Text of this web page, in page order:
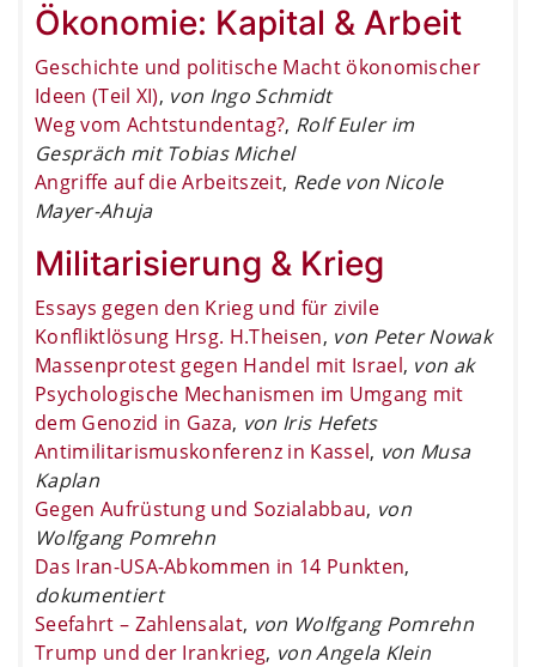
Ökonomie: Kapital & Arbeit
Geschichte und politische Macht ökonomischer
Ideen (Teil XI), von Ingo Schmidt
Weg vom Achtstundentag?, Rolf Euler im
Gespräch mit Tobias Michel
Angriffe auf die Arbeitszeit, Rede von Nicole
Mayer-Ahuja
Militarisierung & Krieg
Essays gegen den Krieg und für zivile
Konfliktlösung Hrsg. H.Theisen, von Peter Nowak
Massenprotest gegen Handel mit Israel, von ak
Psychologische Mechanismen im Umgang mit
dem Genozid in Gaza, von Iris Hefets
Antimilitarismuskonferenz in Kassel, von Musa
Kaplan
Gegen Aufrüstung und Sozialabbau, von
Wolfgang Pomrehn
Das Iran-USA-Abkommen in 14 Punkten,
dokumentiert
Seefahrt – Zahlensalat, von Wolfgang Pomrehn
Trump und der Irankrieg, von Angela Klein